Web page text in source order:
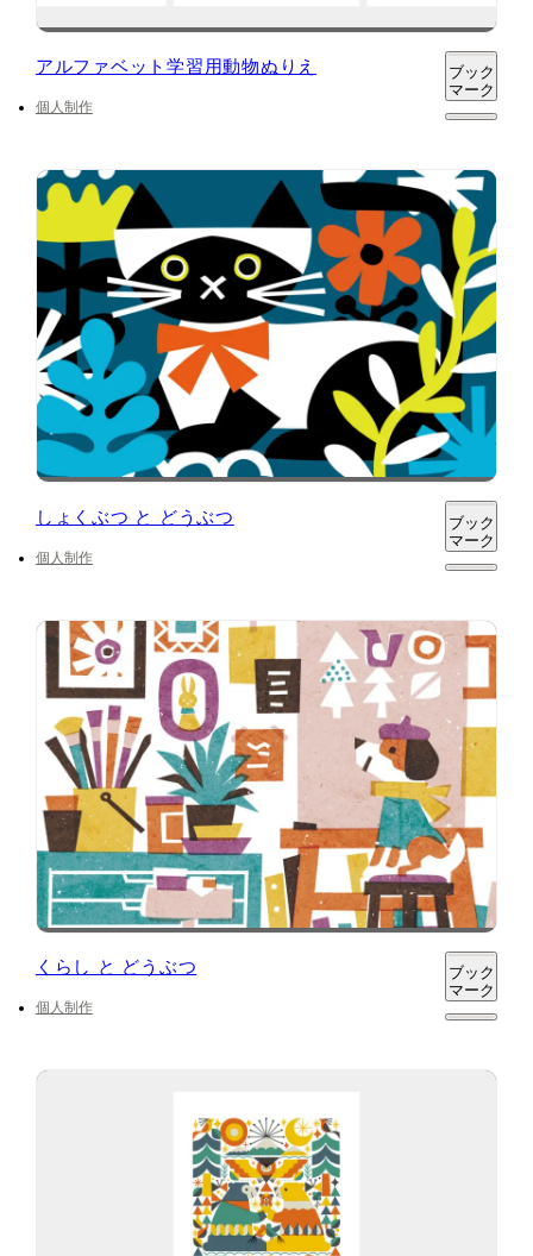
アルファベット学習用動物ぬりえ
個人制作
ブック
マーク
しょくぶつ と どうぶつ
個人制作
ブック
マーク
くらし と どうぶつ
個人制作
ブック
マーク